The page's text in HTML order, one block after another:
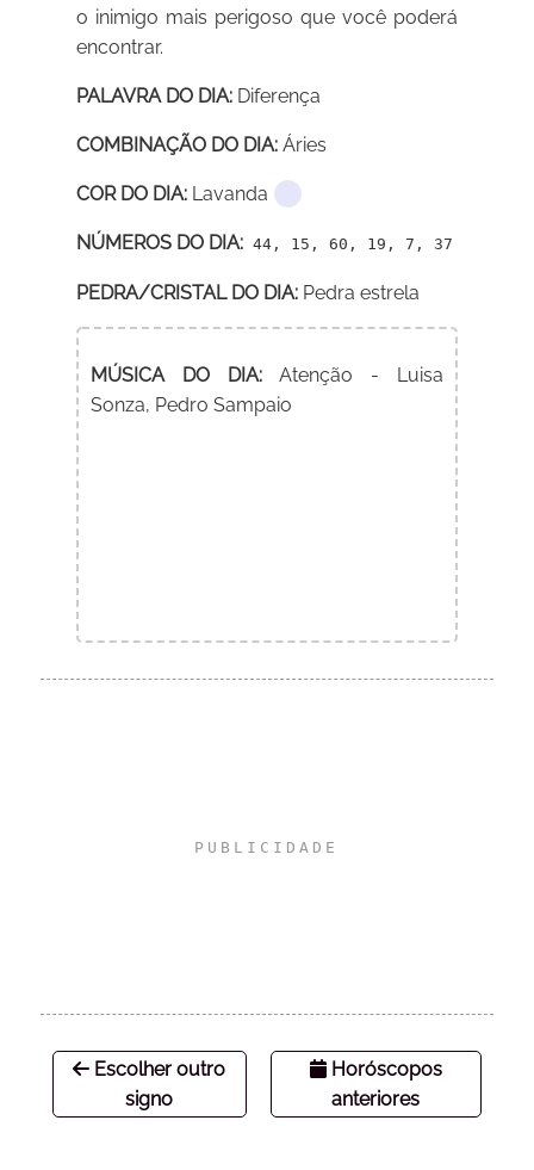
o inimigo mais perigoso que você poderá
encontrar.
PALAVRA DO DIA: Diferença
COMBINAÇÃO DO DIA: Áries
COR DO DIA: Lavanda
NÚMEROS DO DIA: 44, 15, 60, 19, 7, 37
PEDRA/CRISTAL DO DIA: Pedra estrela
MÚSICA DO DIA:Atenção - Luisa
Sonza, Pedro Sampaio
Escolher outro
signo
Horóscopos
anteriores